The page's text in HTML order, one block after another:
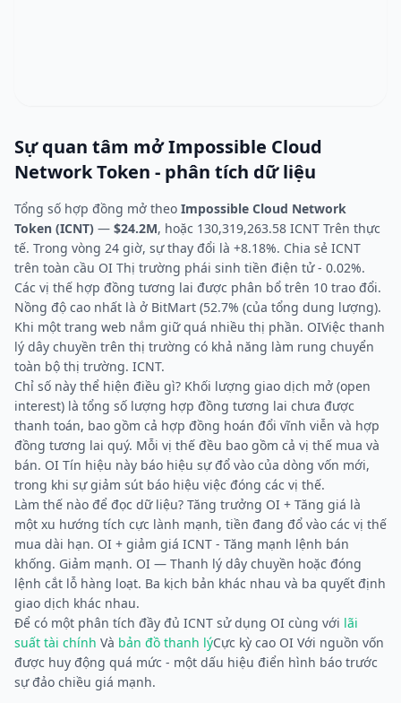
Sự quan tâm mở Impossible Cloud
Network Token - phân tích dữ liệu
Tổng số hợp đồng mở theo Impossible Cloud Network
Token (ICNT) — $24.2M, hoặc 130,319,263.58 ICNT Trên thực
tế. Trong vòng 24 giờ, sự thay đổi là +8.18%. Chia sẻ ICNT
trên toàn cầu OI Thị trường phái sinh tiền điện tử - 0.02%.
Các vị thế hợp đồng tương lai được phân bổ trên 10 trao đổi.
Nồng độ cao nhất là ở BitMart (52.7% (của tổng dung lượng).
Khi một trang web nắm giữ quá nhiều thị phần. OIViệc thanh
lý dây chuyền trên thị trường có khả năng làm rung chuyển
toàn bộ thị trường. ICNT.
Chỉ số này thể hiện điều gì? Khối lượng giao dịch mở (open
interest) là tổng số lượng hợp đồng tương lai chưa được
thanh toán, bao gồm cả hợp đồng hoán đổi vĩnh viễn và hợp
đồng tương lai quý. Mỗi vị thế đều bao gồm cả vị thế mua và
bán. OI Tín hiệu này báo hiệu sự đổ vào của dòng vốn mới,
trong khi sự giảm sút báo hiệu việc đóng các vị thế.
Làm thế nào để đọc dữ liệu? Tăng trưởng OI + Tăng giá là
một xu hướng tích cực lành mạnh, tiền đang đổ vào các vị thế
mua dài hạn. OI + giảm giá ICNT - Tăng mạnh lệnh bán
khống. Giảm mạnh. OI — Thanh lý dây chuyền hoặc đóng
lệnh cắt lỗ hàng loạt. Ba kịch bản khác nhau và ba quyết định
giao dịch khác nhau.
Để có một phân tích đầy đủ ICNT sử dụng OI cùng với lãi
suất tài chính Và bản đồ thanh lýCực kỳ cao OI Với nguồn vốn
được huy động quá mức - một dấu hiệu điển hình báo trước
sự đảo chiều giá mạnh.